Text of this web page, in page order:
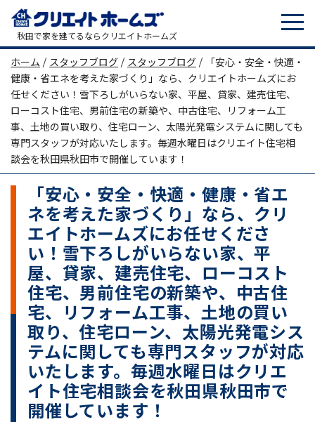
メインナビゲーション
秋田で家を建てるならクリエイトホームズ
ホーム / スタッフブログ / スタッフブログ /
「安心・安全・快適・
健康・省エネを考えた家づくり」なら、クリエイトホームズにお
任せください！雪下ろしがいらない家、平屋、貸家、建売住宅、
ローコスト住宅、男前住宅の新築や、中古住宅、リフォーム工
事、土地の買い取り、住宅ローン、太陽光発電システムに関しても
専門スタッフが対応いたします。毎週水曜日はクリエイト住宅相
談会を秋田県秋田市で開催しています！
「安心・安全・快適・健康・省エ
ネを考えた家づくり」なら、クリ
エイトホームズにお任せくださ
い！雪下ろしがいらない家、平
屋、貸家、建売住宅、ローコスト
住宅、男前住宅の新築や、中古住
宅、リフォーム工事、土地の買い
取り、住宅ローン、太陽光発電シス
テムに関しても専門スタッフが対応
いたします。毎週水曜日はクリエ
イト住宅相談会を秋田県秋田市で
開催しています！